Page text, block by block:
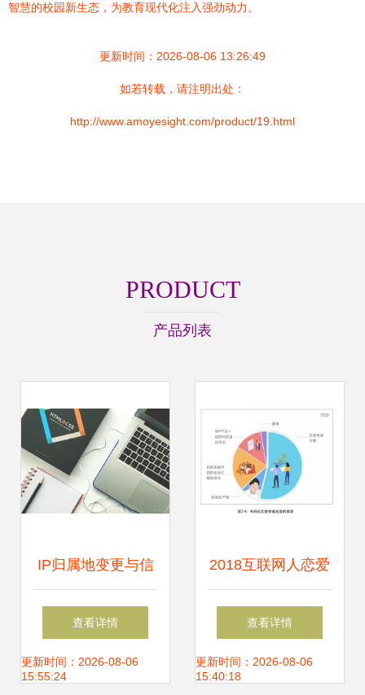
智慧的校园新生态，为教育现代化注入强劲动力。
更新时间：2026-08-06 13:26:49
如若转载，请注明出处：
http://www.amoyesight.com/product/19.html
PRODUCT
产品列表
IP归属地变更与信
息系统集成服务的
自动更新机制
查看详情
更新时间：2026-08-06
15:55:24
2018互联网人恋爱
调查报告 公关易分
手，程序员最稳
查看详情
更新时间：2026-08-06
15:40:18